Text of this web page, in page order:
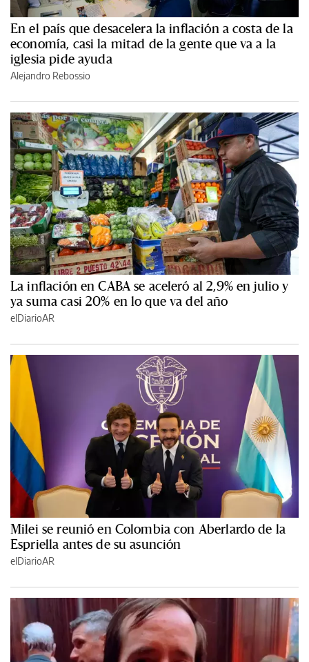
En el país que desacelera la inflación a costa de la
economía, casi la mitad de la gente que va a la
iglesia pide ayuda
Alejandro Rebossio
La inflación en CABA se aceleró al 2,9% en julio y
ya suma casi 20% en lo que va del año
elDiarioAR
Milei se reunió en Colombia con Aberlardo de la
Espriella antes de su asunción
elDiarioAR